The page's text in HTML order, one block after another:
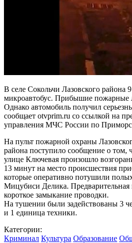
В селе Сокольчи Лазовского района
микроавтобус. Прибышие пожарные
Однако автомобиль получил
сообщает otvprim.ru cо ссылкой на
управления МЧС России по
На пульт пожарной охраны
района поступило сообщение о том,
улице Ключевая произошло
13 минут на место происшествия
которые оперативно потушили
Мицубиси Делика.
короткое замыкание проводки.
На тушении были задействованы 3
и 1 единица техники.
Категории:
Криминал Культура Образование